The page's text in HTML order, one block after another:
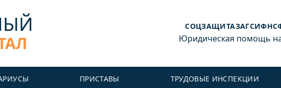
СОЦЗАЩИТАЗАГСИФНС
Юридическая помощь
ПРИСТАВЫ ТРУДОВЫЕ ИНСПЕКЦИИ